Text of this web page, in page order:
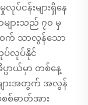
ပ်ငန်းများရှိနေ
ျားသည် ၇၀ မှ
းထက် သာလွန်သော
ပ်လုပ်နိုင်
ာယ်မှာ တစ်နေ့
ျားအတွက် အလွန်
စစ်ဓာတ်အား